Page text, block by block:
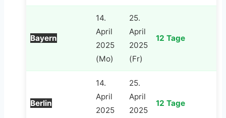
Bayern
14.
April
2025
(Mo)
25.
April
2025
(Fr)
12 Tage
Berlin
14.
April
2025
25.
April
2025
12 Tage